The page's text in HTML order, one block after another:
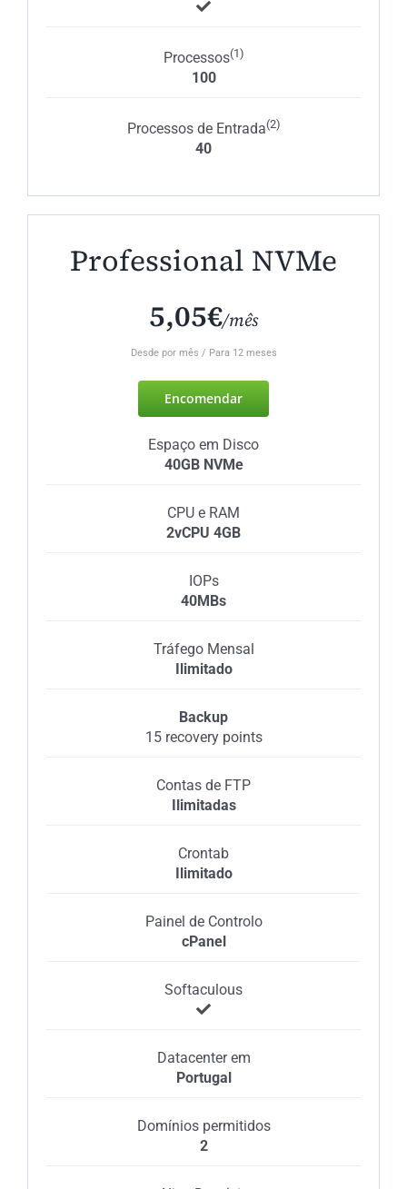
Processos(1)
100
Processos de Entrada(2)
40
Professional NVMe
5,05€/mês
Desde por mês / Para 12 meses
Encomendar
Espaço em Disco
40GB NVMe
CPU e RAM
2vCPU 4GB
IOPs
40MBs
Tráfego Mensal
Ilimitado
Backup
15 recovery points
Contas de FTP
Ilimitadas
Crontab
Ilimitado
Painel de Controlo
cPanel
Softaculous
Datacenter em
Portugal
Domínios permitidos
2